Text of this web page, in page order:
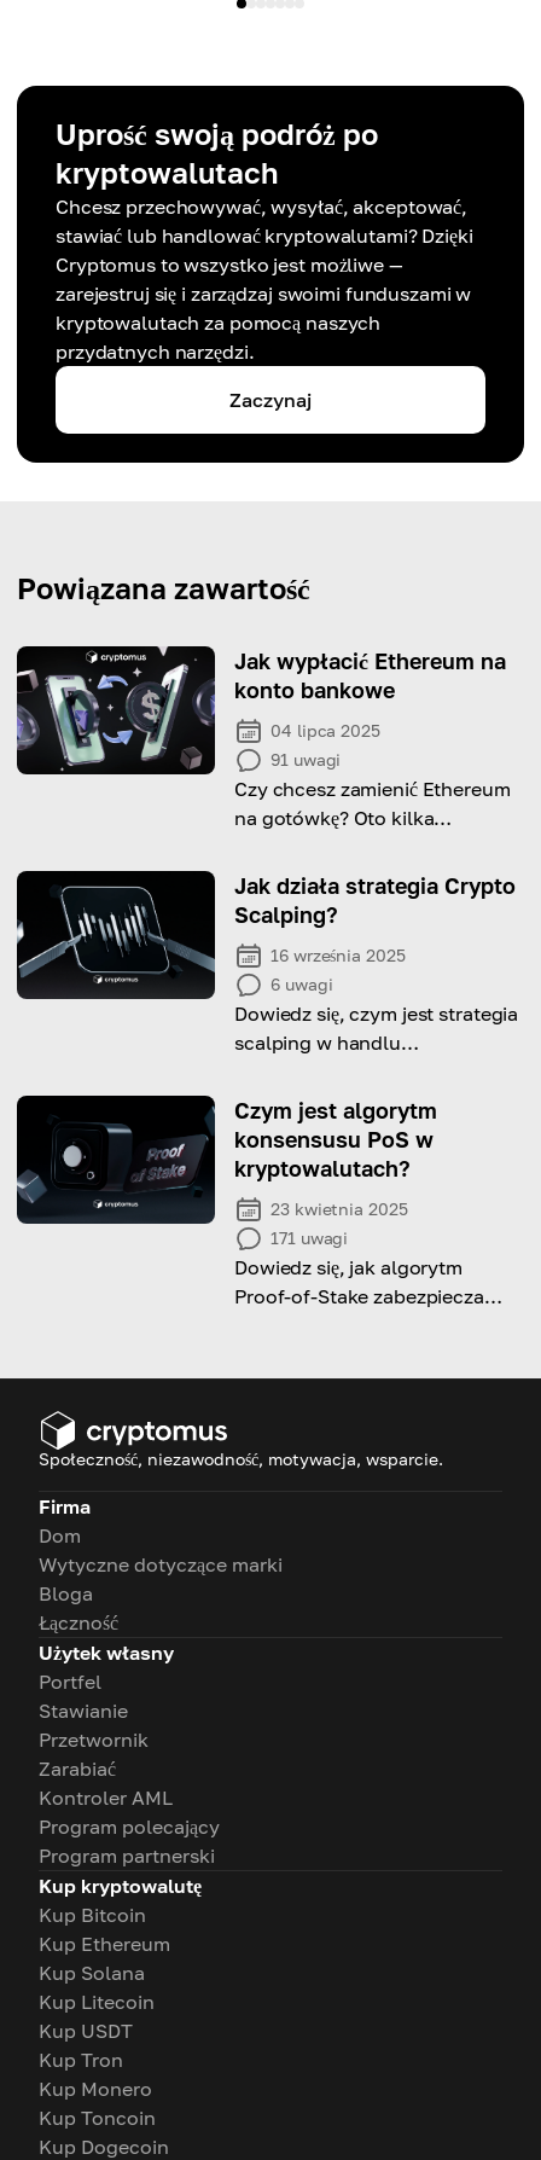
Uprość swoją podróż po
kryptowalutach
Chcesz przechowywać, wysyłać, akceptować,
stawiać lub handlować kryptowalutami? Dzięki
Cryptomus to wszystko jest możliwe —
zarejestruj się i zarządzaj swoimi funduszami w
kryptowalutach za pomocą naszych
przydatnych narzędzi.
Zaczynaj
Powiązana zawartość
Jak wypłacić Ethereum na
konto bankowe
04 lipca 2025
91 uwagi
Czy chcesz zamienić Ethereum
na gotówkę? Oto kilka
zrobić.
Jak działa strategia Crypto
Scalping?
16 września 2025
6 uwagi
Dowiedz się, czym jest strategia
scalping w handlu
skutecznie!
Czym jest algorytm
konsensusu PoS w
kryptowalutach?
23 kwietnia 2025
171 uwagi
Dowiedz się, jak algorytm
Proof-of-Stake zabezpiecza
decentralizację.
Społeczność, niezawodność, motywacja, wsparcie.
Firma
Dom
Wytyczne dotyczące marki
Bloga
Łączność
Użytek własny
Portfel
Stawianie
Przetwornik
Zarabiać
Kontroler AML
Program polecający
Program partnerski
Kup kryptowalutę
Kup Bitcoin
Kup Ethereum
Kup Solana
Kup Litecoin
Kup USDT
Kup Tron
Kup Monero
Kup Toncoin
Kup Dogecoin